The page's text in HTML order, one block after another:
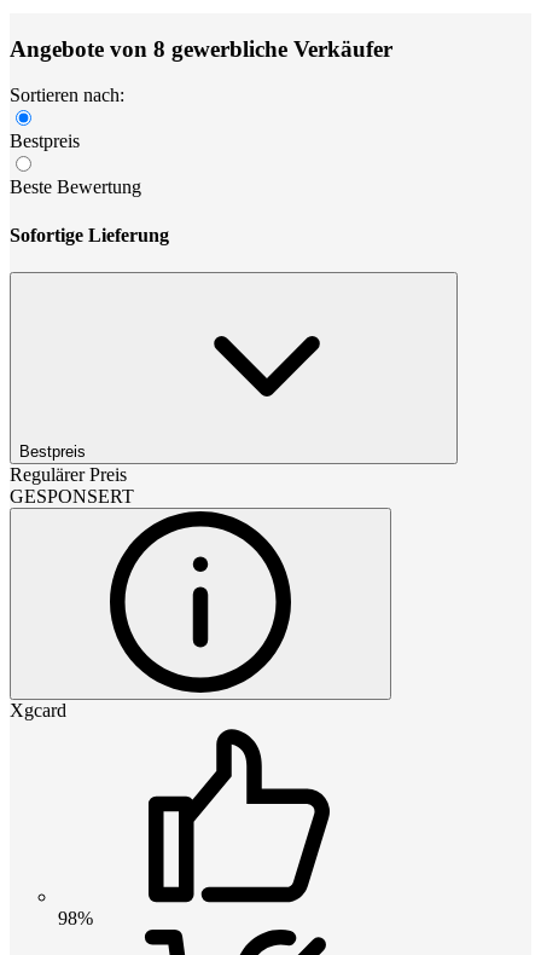
Angebote von 8 gewerbliche Verkäufer
Sortieren nach:
Bestpreis
Beste Bewertung
Sofortige Lieferung
Bestpreis
Regulärer Preis
GESPONSERT
Xgcard
98%